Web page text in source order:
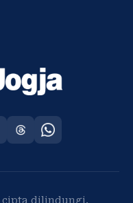
cipta dilindungi.